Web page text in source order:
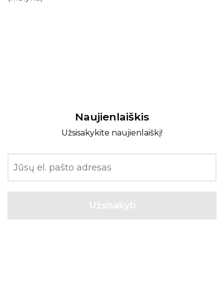
Naujienlaiškis
Užsisakykite naujienlaiškį!